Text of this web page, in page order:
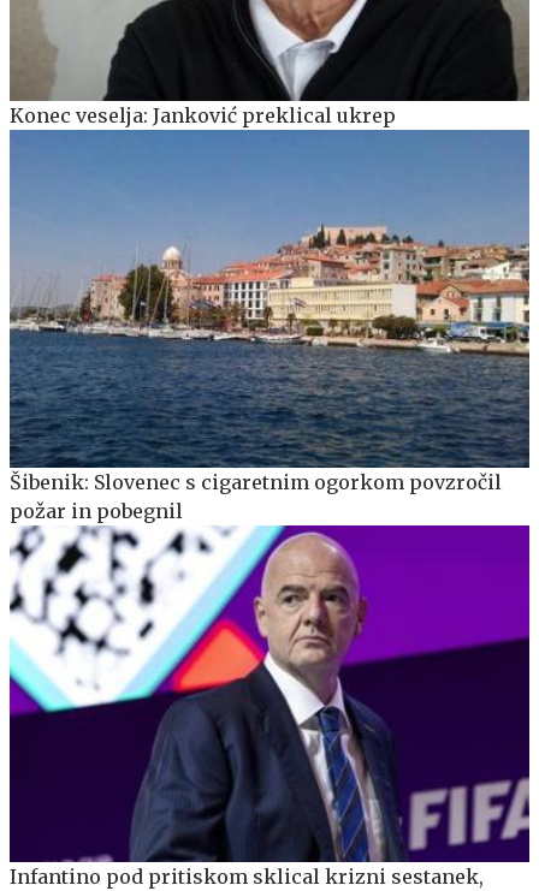
Konec veselja: Janković preklical ukrep
Šibenik: Slovenec s cigaretnim ogorkom povzročil
požar in pobegnil
Infantino pod pritiskom sklical krizni sestanek,